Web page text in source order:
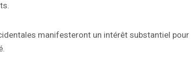
manifesteront un intérêt substantiel pour